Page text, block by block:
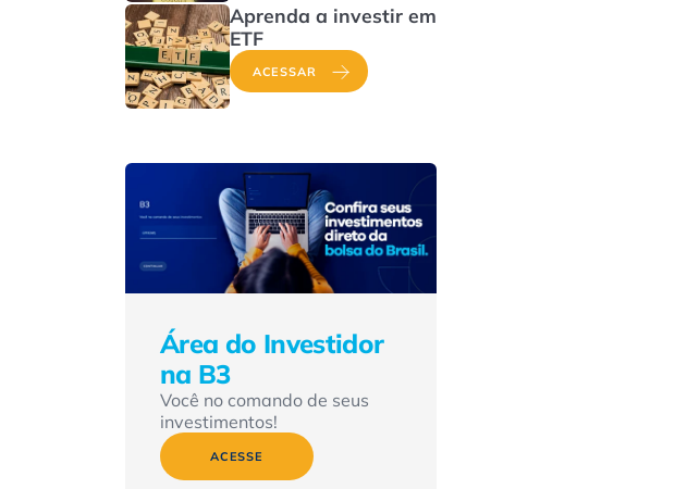
Aprenda a investir em
ETF
ACESSAR
Área do Investidor
na B3
Você no comando de seus
investimentos!
ACESSE